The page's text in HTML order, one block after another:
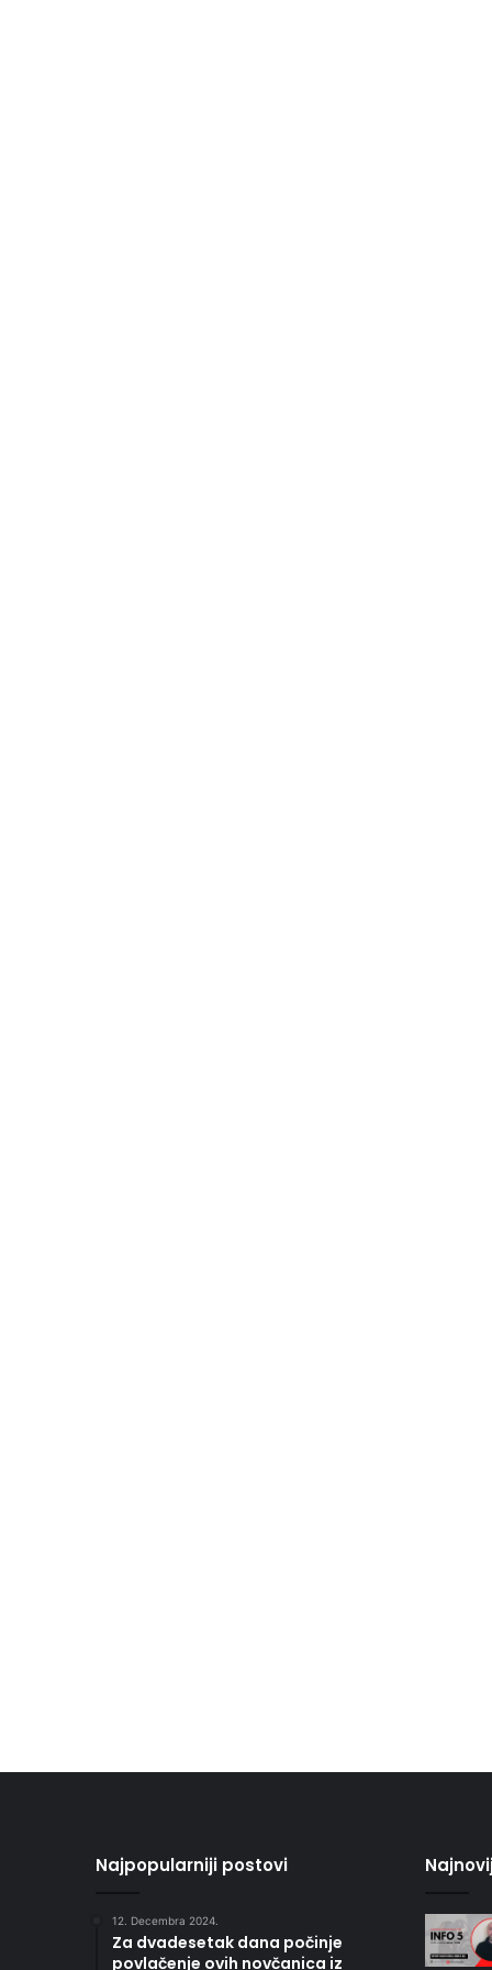
Najpopularniji postovi
12. Decembra 2024.
Za dvadesetak dana počinje
povlačenje ovih novčanica iz